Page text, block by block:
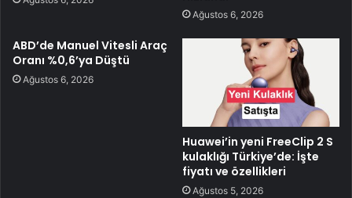
Ağustos 6, 2026
ABD’de Manuel Vitesli Araç
Oranı %0,6’ya Düştü
Ağustos 6, 2026
Huawei’in yeni FreeClip 2 S
kulaklığı Türkiye’de: İşte
fiyatı ve özellikleri
Ağustos 5, 2026